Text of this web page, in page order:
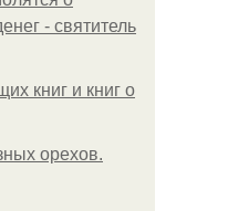
- святитель
книг и книг о
орехов.